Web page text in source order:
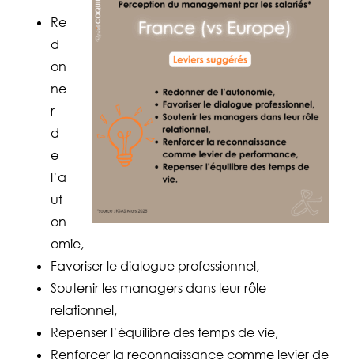
Re
d
on
ne
r
d
e
l’a
ut
on
omie,
Favoriser le dialogue professionnel,
Soutenir les managers dans leur rôle
relationnel,
Repenser l’équilibre des temps de vie,
Renforcer la reconnaissance comme levier de